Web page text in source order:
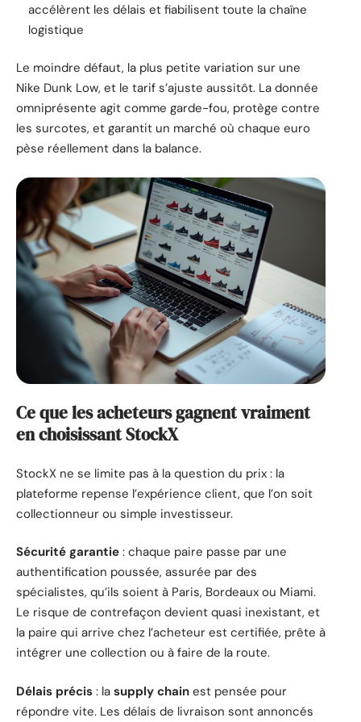
accélèrent les délais et fiabilisent toute la chaîne
logistique
Le moindre défaut, la plus petite variation sur une
Nike Dunk Low, et le tarif s’ajuste aussitôt. La donnée
omniprésente agit comme garde-fou, protège contre
les surcotes, et garantit un marché où chaque euro
pèse réellement dans la balance.
Ce que les acheteurs gagnent vraiment
en choisissant StockX
StockX ne se limite pas à la question du prix : la
plateforme repense l’expérience client, que l’on soit
collectionneur ou simple investisseur.
Sécurité garantie : chaque paire passe par une
authentification poussée, assurée par des
spécialistes, qu’ils soient à Paris, Bordeaux ou Miami.
Le risque de contrefaçon devient quasi inexistant, et
la paire qui arrive chez l’acheteur est certifiée, prête à
intégrer une collection ou à faire de la route.
Délais précis : la supply chain est pensée pour
répondre vite. Les délais de livraison sont annoncés